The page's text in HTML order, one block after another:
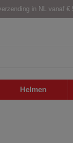
in NL vanaf €
Helmen